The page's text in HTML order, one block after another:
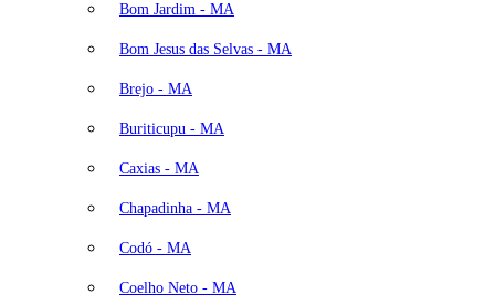
Bom Jardim - MA
Bom Jesus das Selvas - MA
Brejo - MA
Buriticupu - MA
Caxias - MA
Chapadinha - MA
Codó - MA
Coelho Neto - MA